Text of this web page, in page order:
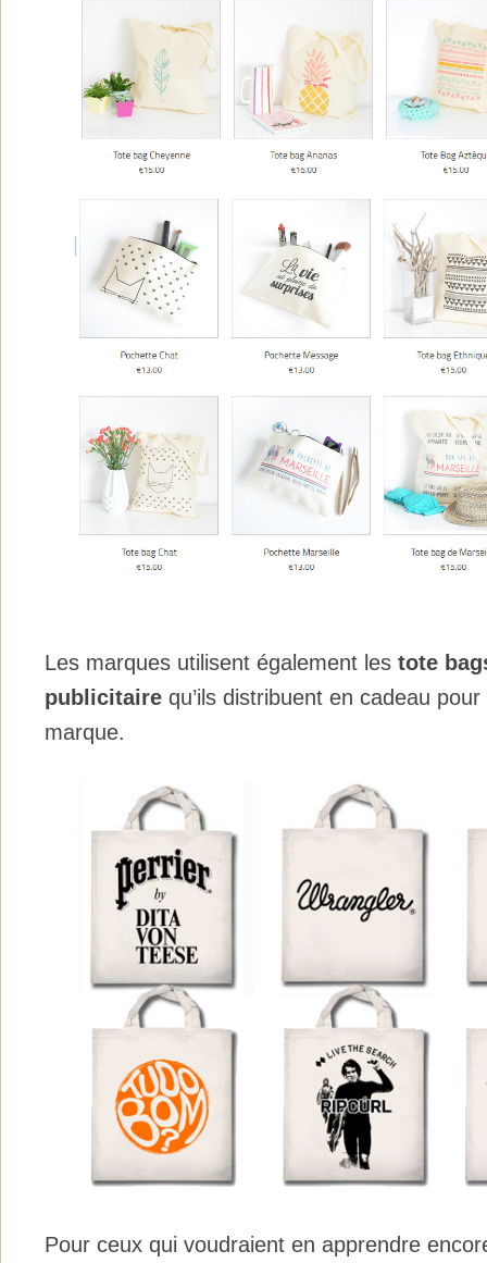
Les marques utilisent également les tote
publicitaire qu’ils distribuent en cadeau
marque.
Pour ceux qui voudraient en apprendre